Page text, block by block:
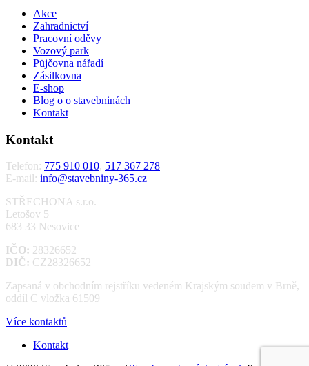
Akce
Zahradnictví
Pracovní oděvy
Vozový park
Půjčovna nářadí
Zásilkovna
E-shop
Blog o o stavebninách
Kontakt
Kontakt
Telefon: 775 910 010, 517 367 278
E-mail: info@stavebniny-365.cz
STŘECHONA s.r.o.
Letošov 5
683 33 Nesovice
IČO: 28326652
DIČ: CZ28326652
Zapsaná v obchodním rejstříku vedeném Krajským soudem v Brně,
oddíl C vložka 61509
Více kontaktů
Kontakt